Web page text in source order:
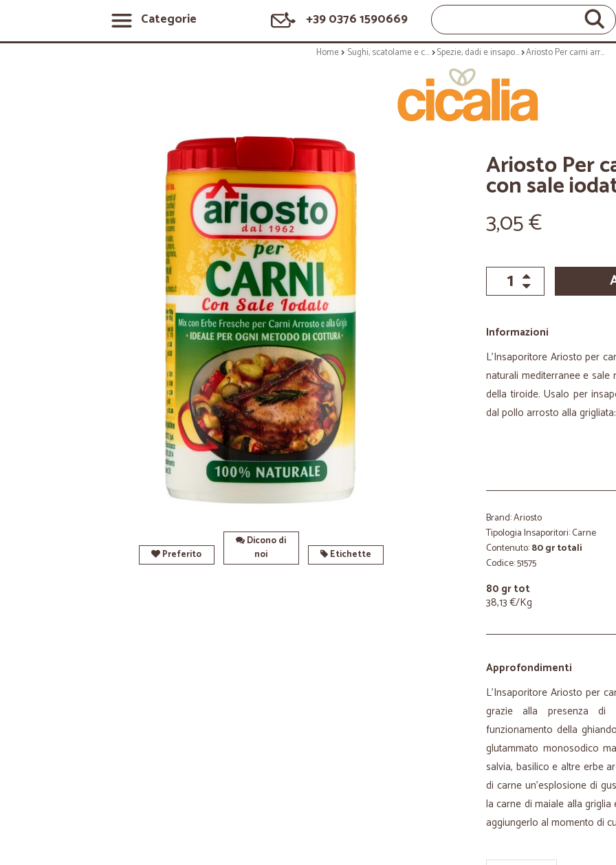
Categorie +39 0376 1590669
Home Sughi, scatolame e condimenti Spezie, dadi e insaporitori Ariosto Per carni arrosto e ai ferri con sale iodato 80 gr.
Preferito
Dicono di
noi
Etichette
Ariosto Per
con sale
3,05 €
Informazioni
L'Insaporitore Ariosto per
naturali mediterranee e
della tiroide. Usalo per
dal pollo arrosto alla
Brand: Ariosto
Tipologia Insaporitori: Carne
Contenuto:80 gr totali
Codice: 51575
80 gr tot
38,13 €/Kg
Approfondimenti
L'Insaporitore Ariosto per
grazie alla presenza di
funzionamento della
glutammato monosodico
salvia, basilico e altre erbe
di carne un'esplosione di
la carne di maiale alla
aggiungerlo al momento di